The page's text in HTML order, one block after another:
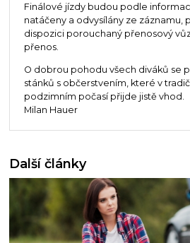
Finálové jízdy budou podle
natáčeny a odvysílány ze záznamu,
dispozici porouchaný přenosový
přenos.
O dobrou pohodu všech diváků se
stánků s občerstvením, které v
podzimním počasí přijde jistě vhod.
Milan Hauer
Další články